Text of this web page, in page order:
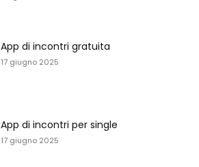
App di incontri gratuita
17 giugno 2025
App di incontri per single
17 giugno 2025